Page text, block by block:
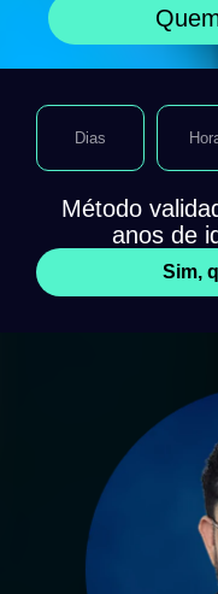
Método
anos de
Sim,
Dias